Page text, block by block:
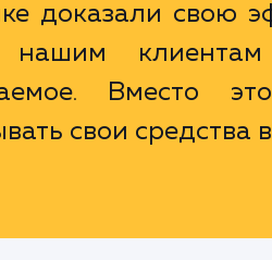
доказали свою
нашим клиентам
Вместо
свои средства